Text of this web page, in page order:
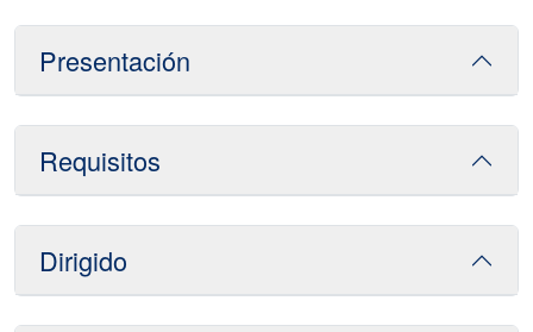
Presentación
Requisitos
Dirigido